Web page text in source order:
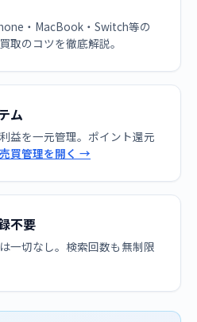
・MacBook・Switch等の
取のコツを徹底解説。
ム
益を一元管理。ポイント還元
売買管理を開く →
不要
一切なし。検索回数も無制限